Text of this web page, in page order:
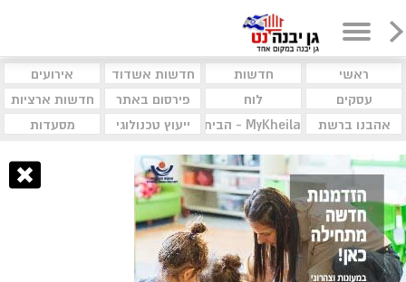
ראשי חדשות חדשות אשדוד
אירועים
עסקים
לוח פירסום באתר
חדשות ארציות
אהבנו ברשת
MyKheila - הבית לעסקים וקהילות ייעוץ טכנולוגי מסעדות